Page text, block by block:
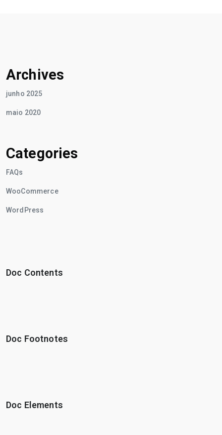
Archives
junho 2025
maio 2020
Categories
FAQs
WooCommerce
WordPress
Doc Contents
Doc Footnotes
Doc Elements